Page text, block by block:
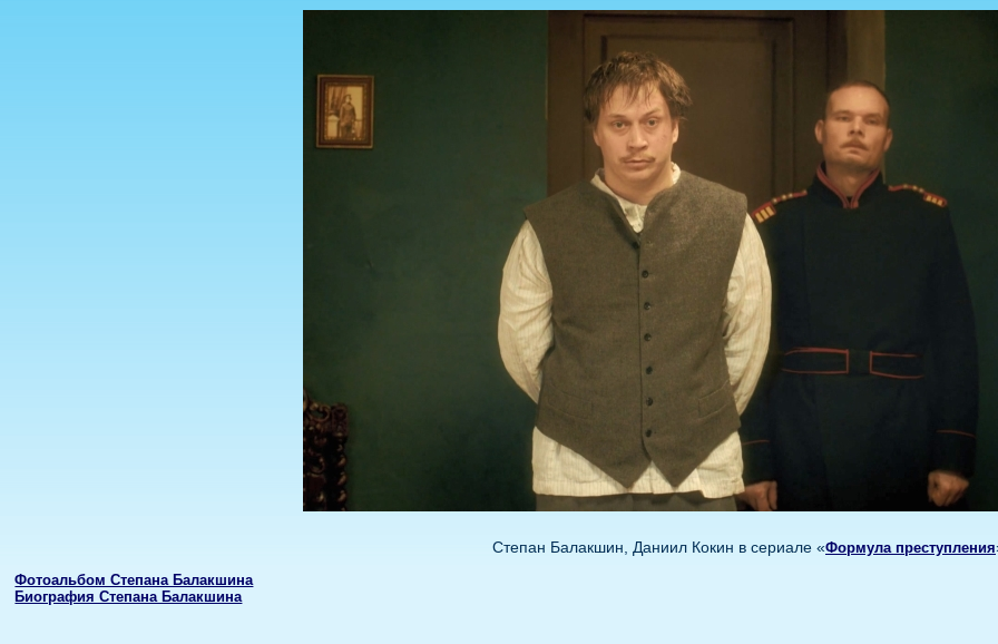
Степан Балакшин, Даниил Кокин в сериале «Формула преступления
Фотоальбом Степана Балакшина
Биография Степана Балакшина